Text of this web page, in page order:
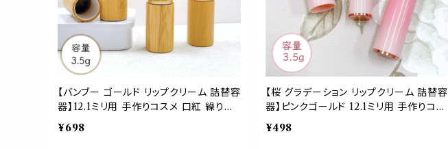
【バンブー ゴールド リップクリーム 詰替容
器】12.1ミリ用 手作りコスメ 口紅 繰り出
し 空 竹 器材 化粧 クラフト ナチュラル
おしゃれ 可愛い
¥698
【桜 グラデーション リップクリーム 詰替容
器】ピンクゴールド 12.1ミリ用 手作りコス
メ 口紅 繰り出し スティック 空 ボトル 器
材 化粧 クラフト おしゃれ 可愛い
¥498